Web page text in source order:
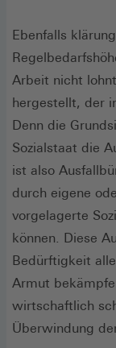
Ebenfalls
Arbeit nicht
hergestellt, der
Denn die
Sozialstaat die
ist also
durch eigene
vorgelagerte
können. Diese
Bedürftigkeit
Armut
wirtschaftlich
Überwindung